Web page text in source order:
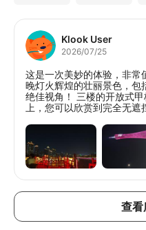
Klook User
2026/07/25
这是一次美妙的体验，非常
晚灯火辉煌的壮丽景色，包
绝佳视角！ 三楼的开放式
上，您可以欣赏到完全无
续70分钟，这是放松、拍
不会让人感到匆忙。 预订
位，外加一些免费茶点，
在出发前至少20到30分钟
来说，顶层甲板的实际游船
查看